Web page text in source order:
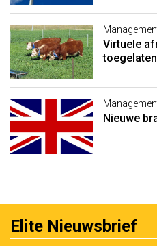
Virtuele
Nieuwe
Elite Nieuwsbrief